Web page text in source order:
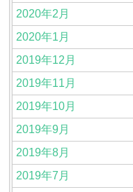
2020年2月
2020年1月
2019年12月
2019年11月
2019年10月
2019年9月
2019年8月
2019年7月